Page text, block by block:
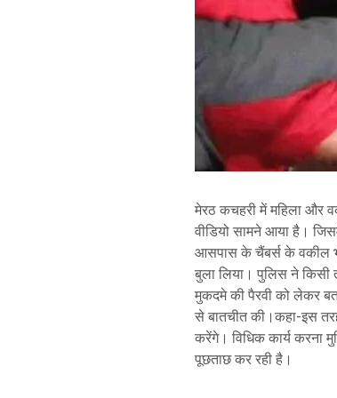
मेरठ कचहरी में महिला और
वीडियो सामने आया है।
आसपास के चैंबर्स के वकील
बुला लिया। पुलिस ने किसी
मुकदमे की पैरवी को लेकर
से बातचीत की।कहा-इस
करेंगे। विधिक कार्य करना
पूछताछ कर रही है।